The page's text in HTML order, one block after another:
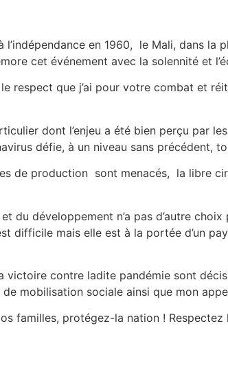
l’indépendance en 1960, le Mali, dans
cet événement avec la solennité et
respect que j’ai pour votre combat et
dont l’enjeu a été bien perçu par
défie, à un niveau sans précédent,
de production sont menacés, la libre
du développement n’a pas d’autre
difficile mais elle est à la portée d’un
contre ladite pandémie sont
mobilisation sociale ainsi que mon
familles, protégez-la nation !